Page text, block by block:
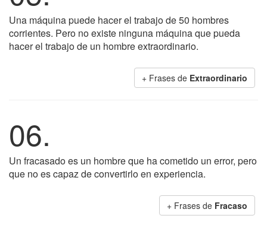
Una máquina puede hacer el trabajo de 50 hombres
corrientes. Pero no existe ninguna máquina que pueda
hacer el trabajo de un hombre extraordinario.
+ Frases de Extraordinario
06.
Un fracasado es un hombre que ha cometido un error, pero
que no es capaz de convertirlo en experiencia.
+ Frases de Fracaso